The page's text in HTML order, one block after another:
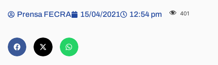
Prensa FECRA 15/04/2021 12:54 pm 401